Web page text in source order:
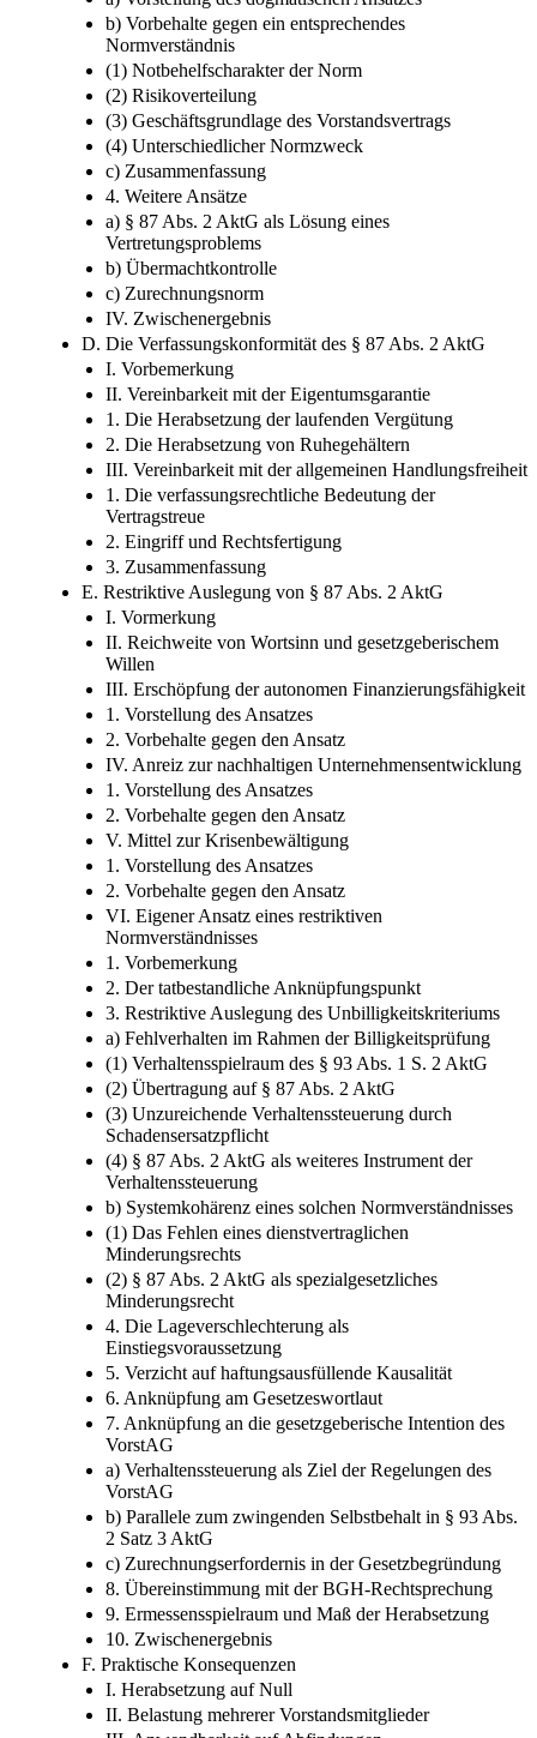
c) Zusammenfassung
3. § 87 Abs. 2 AktG als Sonderfall des § 313 BGB
a) Vorstellung des dogmatischen Ansatzes
b) Vorbehalte gegen ein entsprechendes
Normverständnis
(1) Notbehelfscharakter der Norm
(2) Risikoverteilung
(3) Geschäftsgrundlage des Vorstandsvertrags
(4) Unterschiedlicher Normzweck
c) Zusammenfassung
4. Weitere Ansätze
a) § 87 Abs. 2 AktG als Lösung eines
Vertretungsproblems
b) Übermachtkontrolle
c) Zurechnungsnorm
IV. Zwischenergebnis
D. Die Verfassungskonformität des § 87 Abs. 2 AktG
I. Vorbemerkung
II. Vereinbarkeit mit der Eigentumsgarantie
1. Die Herabsetzung der laufenden Vergütung
2. Die Herabsetzung von Ruhegehältern
III. Vereinbarkeit mit der allgemeinen Handlungsfreiheit
1. Die verfassungsrechtliche Bedeutung der
Vertragstreue
2. Eingriff und Rechtsfertigung
3. Zusammenfassung
E. Restriktive Auslegung von § 87 Abs. 2 AktG
I. Vormerkung
II. Reichweite von Wortsinn und gesetzgeberischem
Willen
III. Erschöpfung der autonomen Finanzierungsfähigkeit
1. Vorstellung des Ansatzes
2. Vorbehalte gegen den Ansatz
IV. Anreiz zur nachhaltigen Unternehmensentwicklung
1. Vorstellung des Ansatzes
2. Vorbehalte gegen den Ansatz
V. Mittel zur Krisenbewältigung
1. Vorstellung des Ansatzes
2. Vorbehalte gegen den Ansatz
VI. Eigener Ansatz eines restriktiven
Normverständnisses
1. Vorbemerkung
2. Der tatbestandliche Anknüpfungspunkt
3. Restriktive Auslegung des Unbilligkeitskriteriums
a) Fehlverhalten im Rahmen der Billigkeitsprüfung
(1) Verhaltensspielraum des § 93 Abs. 1 S. 2 AktG
(2) Übertragung auf § 87 Abs. 2 AktG
(3) Unzureichende Verhaltenssteuerung durch
Schadensersatzpflicht
(4) § 87 Abs. 2 AktG als weiteres Instrument der
Verhaltenssteuerung
b) Systemkohärenz eines solchen Normverständnisses
(1) Das Fehlen eines dienstvertraglichen
Minderungsrechts
(2) § 87 Abs. 2 AktG als spezialgesetzliches
Minderungsrecht
4. Die Lageverschlechterung als
Einstiegsvoraussetzung
5. Verzicht auf haftungsausfüllende Kausalität
6. Anknüpfung am Gesetzeswortlaut
7. Anknüpfung an die gesetzgeberische Intention des
VorstAG
a) Verhaltenssteuerung als Ziel der Regelungen des
VorstAG
b) Parallele zum zwingenden Selbstbehalt in § 93 Abs.
2 Satz 3 AktG
c) Zurechnungserfordernis in der Gesetzbegründung
8. Übereinstimmung mit der BGH-Rechtsprechung
9. Ermessensspielraum und Maß der Herabsetzung
10. Zwischenergebnis
F. Praktische Konsequenzen